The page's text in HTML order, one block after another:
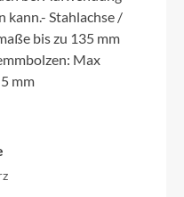
kann.- Stahlachse /
bis zu 135 mm
Max
mm